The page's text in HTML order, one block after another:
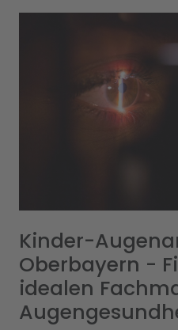
Kinder-
Oberbayern -
idealen